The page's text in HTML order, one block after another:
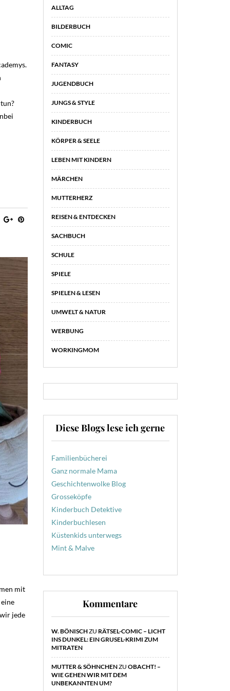
mit
jede
ALLTAG
BILDERBUCH
COMIC
FANTASY
JUGENDBUCH
JUNGS & STYLE
KINDERBUCH
KÖRPER & SEELE
LEBEN MIT KINDERN
MÄRCHEN
MUTTERHERZ
REISEN & ENTDECKEN
SACHBUCH
SCHULE
SPIELE
SPIELEN & LESEN
UMWELT & NATUR
WERBUNG
WORKINGMOM
Diese Blogs lese ich gerne
Familienbücherei
Ganz normale Mama
Geschichtenwolke Blog
Grosseköpfe
Kinderbuch Detektive
Kinderbuchlesen
Küstenkids unterwegs
Mint & Malve
Kommentare
W. BÖNISCHZU RÄTSEL-COMIC – LICHT
INS DUNKEL: EIN GRUSEL-KRIMI ZUM
MITRATEN
MUTTER & SÖHNCHENZU OBACHT! –
WIE GEHEN WIR MIT DEM
UNBEKANNTEN UM?